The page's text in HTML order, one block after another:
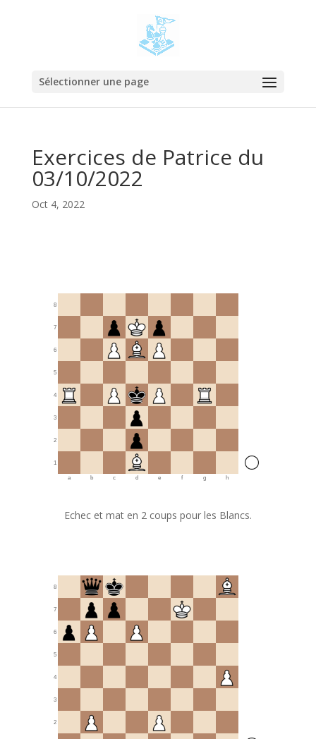
Sélectionner une page
Exercices de Patrice du
03/10/2022
Oct 4, 2022
1
2
3
4
5
6
7
8
a b c d e f g h
Echec et mat en 2 coups pour les Blancs.
2
3
4
5
6
7
8